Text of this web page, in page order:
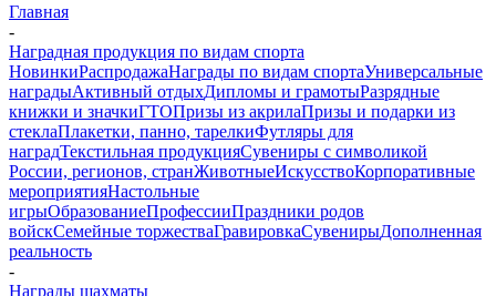
Главная
-
Наградная продукция по видам спорта
НовинкиРаспродажаНаграды по видам спортаУниверсальные
наградыАктивный отдыхДипломы и грамотыРазрядные
книжки и значкиГТОПризы из акрилаПризы и подарки из
стеклаПлакетки, панно, тарелкиФутляры для
наградТекстильная продукцияСувениры с символикой
России, регионов, странЖивотныеИскусствоКорпоративные
мероприятияНастольные
игрыОбразованиеПрофессииПраздники родов
войскСемейные торжестваГравировкаСувенирыДополненная
реальность
-
Награды шахматы